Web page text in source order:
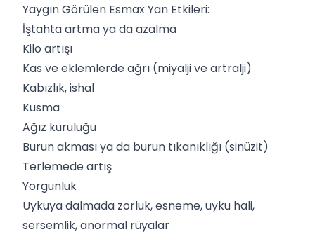
Yaygın Görülen Esmax Yan Etkileri:
İştahta artma ya da azalma
Kilo artışı
Kas ve eklemlerde ağrı (miyalji ve artralji)
Kabızlık, ishal
Kusma
Ağız kuruluğu
Burun akması ya da burun tıkanıklığı (sinüzit)
Terlemede artış
Yorgunluk
Uykuya dalmada zorluk, esneme, uyku hali,
sersemlik, anormal rüyalar